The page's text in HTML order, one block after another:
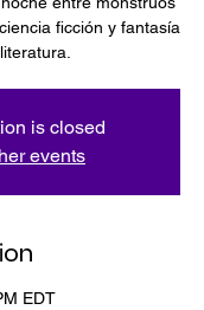
ficción y fantasía
is closed
events
EDT